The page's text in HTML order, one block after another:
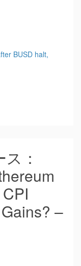
BUSD halt,
：
–